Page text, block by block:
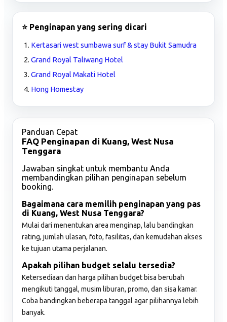
⭐ Penginapan yang sering dicari
Kertasari west sumbawa surf & stay Bukit Samudra
Grand Royal Taliwang Hotel
Grand Royal Makati Hotel
Hong Homestay
Panduan Cepat
FAQ Penginapan di Kuang, West Nusa
Tenggara
Jawaban singkat untuk membantu Anda
membandingkan pilihan penginapan sebelum
booking.
Bagaimana cara memilih penginapan yang pas
di Kuang, West Nusa Tenggara?
Mulai dari menentukan area menginap, lalu bandingkan
rating, jumlah ulasan, foto, fasilitas, dan kemudahan akses
ke tujuan utama perjalanan.
Apakah pilihan budget selalu tersedia?
Ketersediaan dan harga pilihan budget bisa berubah
mengikuti tanggal, musim liburan, promo, dan sisa kamar.
Coba bandingkan beberapa tanggal agar pilihannya lebih
banyak.